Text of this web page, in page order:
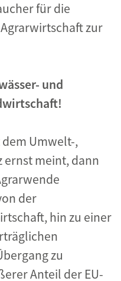
für die
zur
und
Umwelt-,
ernst meint, dann
der
hin zu einer
zu
Anteil der EU-